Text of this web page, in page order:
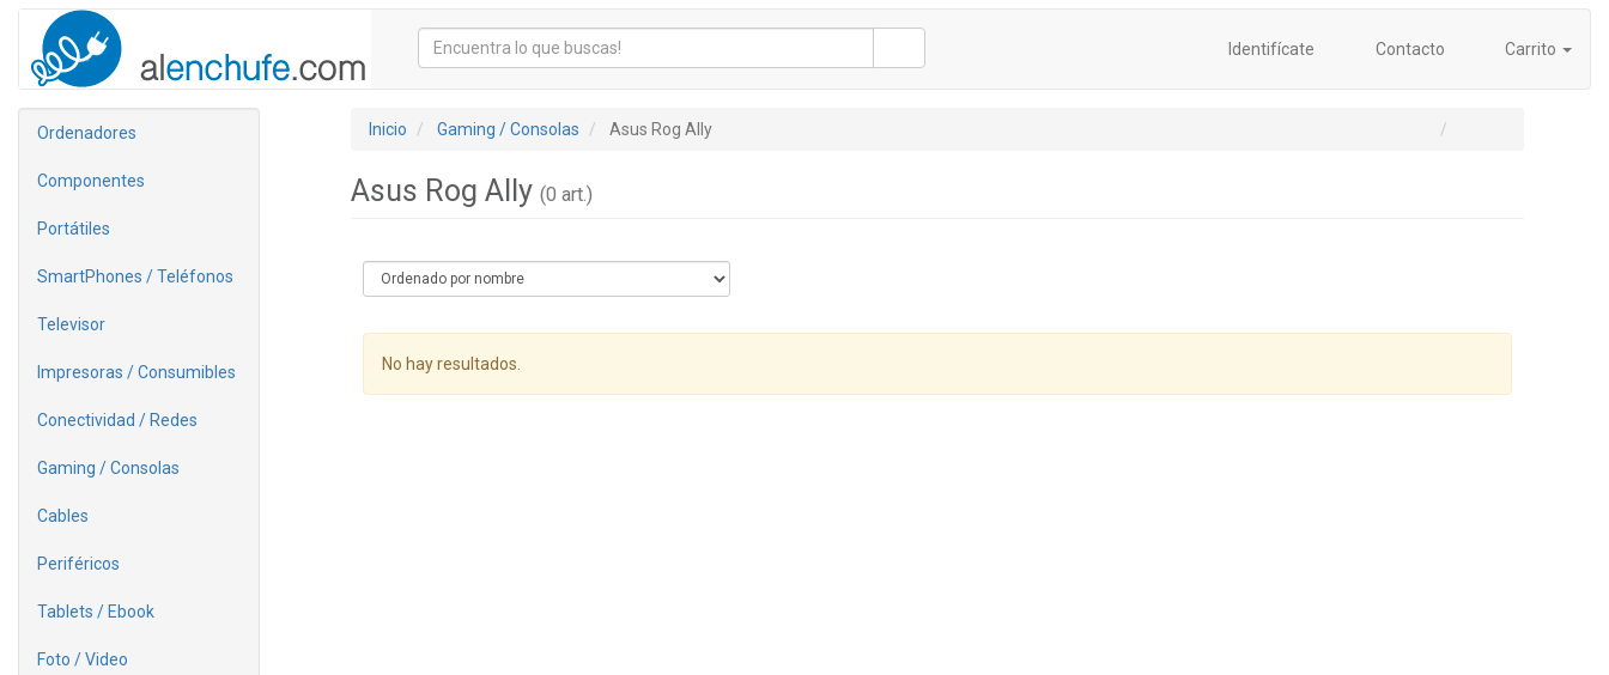
Identifícate Contacto Carrito
Ordenadores
Componentes
Portátiles
SmartPhones / Teléfonos
Televisor
Impresoras / Consumibles
Conectividad / Redes
Gaming / Consolas
Cables
Periféricos
Tablets / Ebook
Foto / Video
Inicio Gaming / Consolas Asus Rog Ally
Asus Rog Ally (0 art.)
No hay resultados.